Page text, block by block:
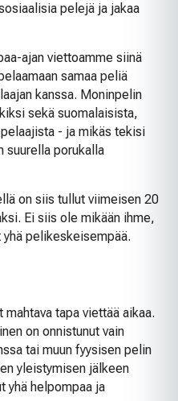
pelejä ja jakaa
ajan viettoamme siinä
samaa peliä
kanssa. Moninpelin
sekä suomalaisista,
- ja mikäs tekisi
suurella porukalla
on siis tullut viimeisen 20
Ei siis ole mikään ihme,
pelikeskeisempää.
tapa viettää aikaa.
on onnistunut vain
tai muun fyysisen pelin
yleistymisen jälkeen
yhä helpompaa ja